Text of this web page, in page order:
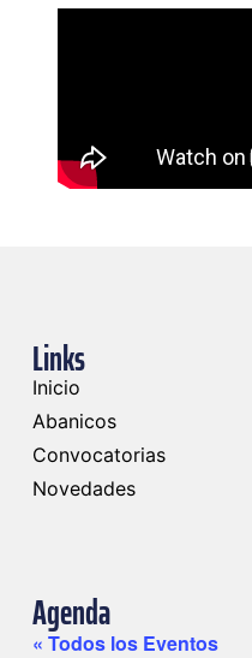
Links
Inicio
Abanicos
Convocatorias
Novedades
Agenda
« Todos los Eventos